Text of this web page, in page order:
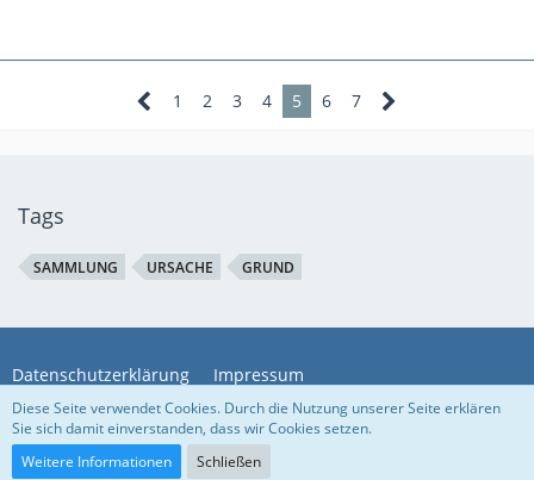
1 2 3 4 5 6 7
Tags
SAMMLUNG URSACHE GRUND
Datenschutzerklärung Impressum
Community-Software:
Diese Seite verwendet Cookies. Durch die Nutzung unserer Seite erklären
Sie sich damit einverstanden, dass wir Cookies setzen.
Weitere Informationen
Schließen